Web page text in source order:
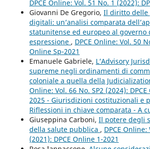
DPCE Online: Vol. 51 No. 1 (2022):
Giovanni De Gregorio, Il diritto delle
digitali: un’analisi comparata
statunitense ed europeo al governo
espressione , DPCE Online: Vol. 50
Online Sp-2021
Emanuele Gabriele, L’Advisory
supreme negli ordinamenti di
coloniale a quella della
Online: Vol. 66 No. SP2 (2024): DPCE
2025 - Giurisdizioni costituzionali e
Riflessioni in chiave comparata - A
Giuseppina Carboni, Il potere degli
della salute pubblica , DPCE Online:
(2021): DPCE Online 1-2021